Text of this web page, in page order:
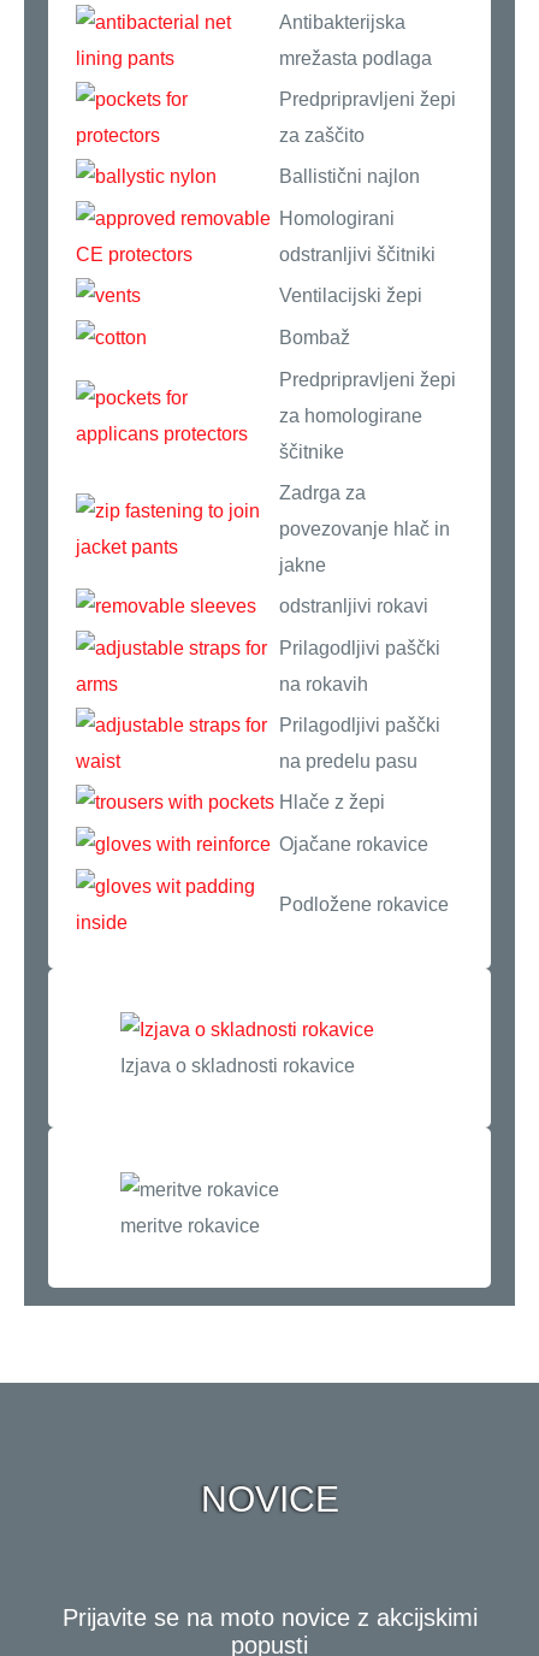
Antibakterijska
mrežasta podlaga
Predpripravljeni žepi
za zaščito
Ballistični najlon
Homologirani
odstranljivi ščitniki
Ventilacijski žepi
Bombaž
Predpripravljeni žepi
za homologirane
ščitnike
Zadrga za
povezovanje hlač in
jakne
odstranljivi rokavi
Prilagodljivi paščki
na rokavih
Prilagodljivi paščki
na predelu pasu
Hlače z žepi
Ojačane rokavice
Podložene rokavice
Izjava o skladnosti rokavice
meritve rokavice
NOVICE
Prijavite se na moto novice z akcijskimi
popusti